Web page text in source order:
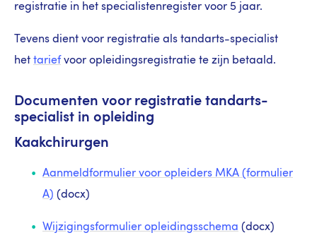
registratie in het specialistenregister voor 5 jaar.
Tevens dient voor registratie als tandarts-specialist
het tarief voor opleidingsregistratie te zijn betaald.
Documenten voor registratie tandarts-
specialist in opleiding
Kaakchirurgen
Aanmeldformulier voor opleiders MKA (formulier
A) (docx)
Wijzigingsformulier opleidingsschema (docx)